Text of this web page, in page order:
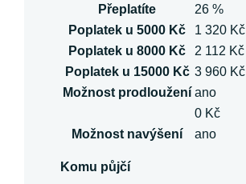
Přeplatíte
26 %
Poplatek u 5000 Kč
1 320 Kč
Poplatek u 8000 Kč
2 112 Kč
Poplatek u 15000 Kč 3 960 Kč
Možnost prodloužení ano
0 Kč
Možnost navýšení
ano
Komu půjčí